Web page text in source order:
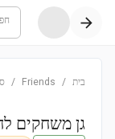
בית /
Friends
/
גן משחקים